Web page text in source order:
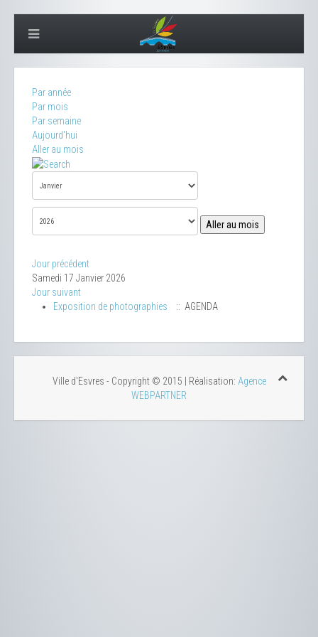
Par année
Par mois
Par semaine
Aujourd'hui
Aller au mois
Aller au mois
Jour précédent
Samedi 17 Janvier 2026
Jour suivant
Exposition de photographies
:: AGENDA
Ville d'Esvres - Copyright © 2015 | Réalisation: Agence
WEBPARTNER